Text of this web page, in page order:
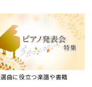
選曲に役立つ楽譜や書籍